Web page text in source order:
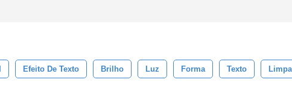
Efeito De Texto Brilho Luz Forma Texto